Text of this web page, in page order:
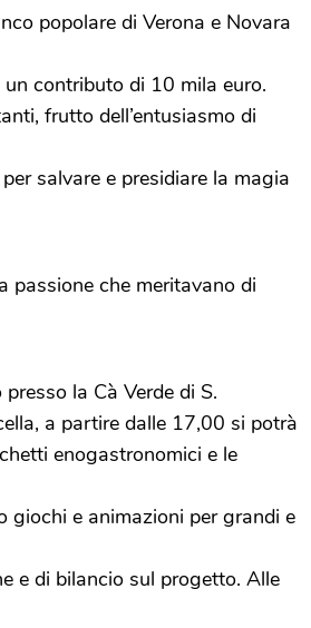
popolare di Verona e Novara
contributo di 10 mila euro.
frutto dell’entusiasmo di
salvare e presidiare la magia
passione che meritavano di
la Cà Verde di S.
a partire dalle 17,00 si potrà
enogastronomici e le
giochi e animazioni per grandi e
e di bilancio sul progetto. Alle